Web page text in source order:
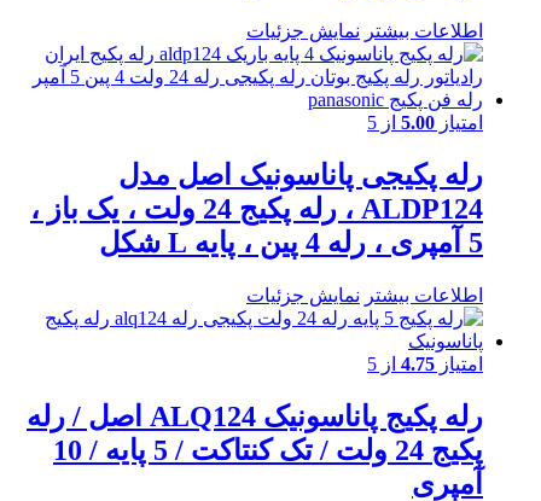
اطلاعات بیشتر نمایش جزئیات
امتیاز 5.00 از 5
رله پکیجی پاناسونیک اصل مدل
ALDP124 ، رله پکیج 24 ولت ، یک باز ،
5 آمپری ، رله 4 پین ، پایه L شکل
اطلاعات بیشتر نمایش جزئیات
امتیاز 4.75 از 5
رله پکیج پاناسونیک ALQ124 اصل / رله
پکیج 24 ولت / تک کنتاکت / 5 پایه / 10
آمپری